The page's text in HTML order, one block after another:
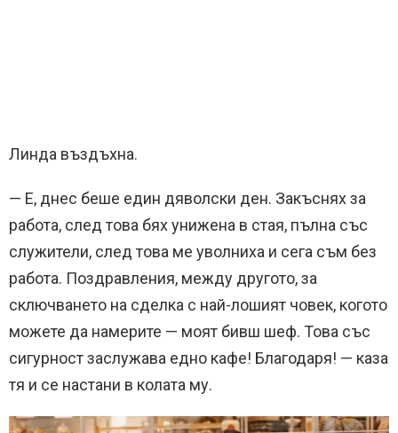
Линда въздъхна.
— Е, днес беше един дяволски ден. Закъснях за
работа, след това бях унижена в стая, пълна със
служители, след това ме уволниха и сега съм без
работа. Поздравления, между другото, за
сключването на сделка с най-лошият човек, когото
можете да намерите — моят бивш шеф. Това със
сигурност заслужава едно кафе! Благодаря! — каза
тя и се настани в колата му.